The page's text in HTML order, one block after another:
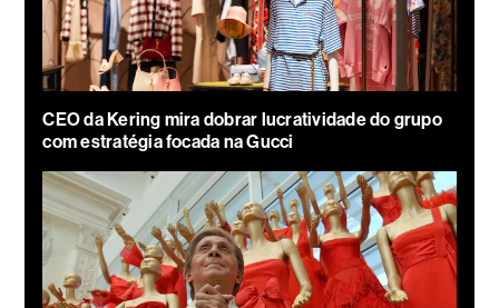
CEO da Kering mira dobrar lucratividade do grupo
com estratégia focada na Gucci